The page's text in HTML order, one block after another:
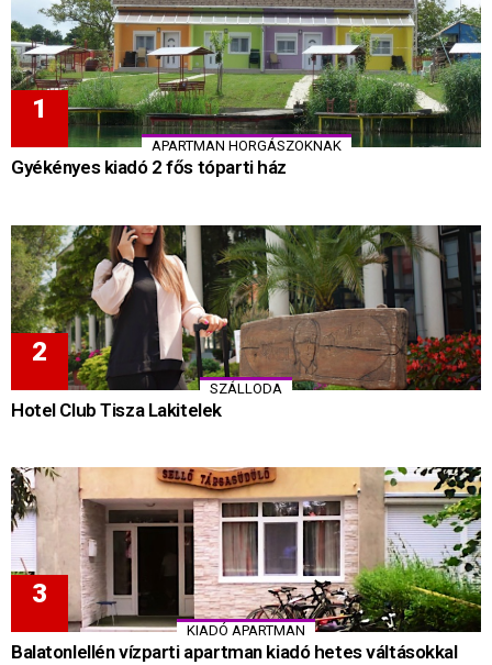
APARTMAN HORGÁSZOKNAK
Gyékényes kiadó 2 fős tóparti ház
SZÁLLODA
Hotel Club Tisza Lakitelek
KIADÓ APARTMAN
Balatonlellén vízparti apartman kiadó hetes váltásokkal